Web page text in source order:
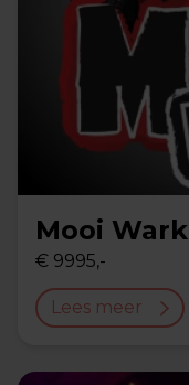
Mooi Wark
€ 9995,-
Lees meer